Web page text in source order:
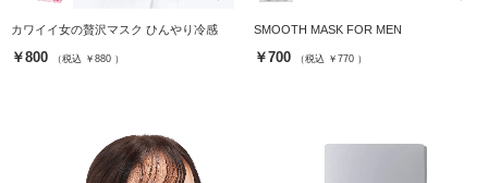
カワイイ女の贅沢マスク ひんやり冷感
￥800 （税込 ￥880 ）
SMOOTH MASK FOR MEN
￥700 （税込 ￥770 ）